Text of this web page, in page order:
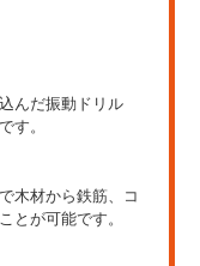
んだ振動ドリル
す。
木材から鉄筋、コ
とが可能です。